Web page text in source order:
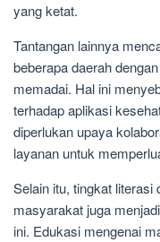
yang ketat.
Tantangan lainnya
beberapa daerah
memadai. Hal ini
terhadap aplikasi
diperlukan upaya
layanan untuk
Selain itu, tingkat literasi
masyarakat juga
ini. Edukasi mengenai